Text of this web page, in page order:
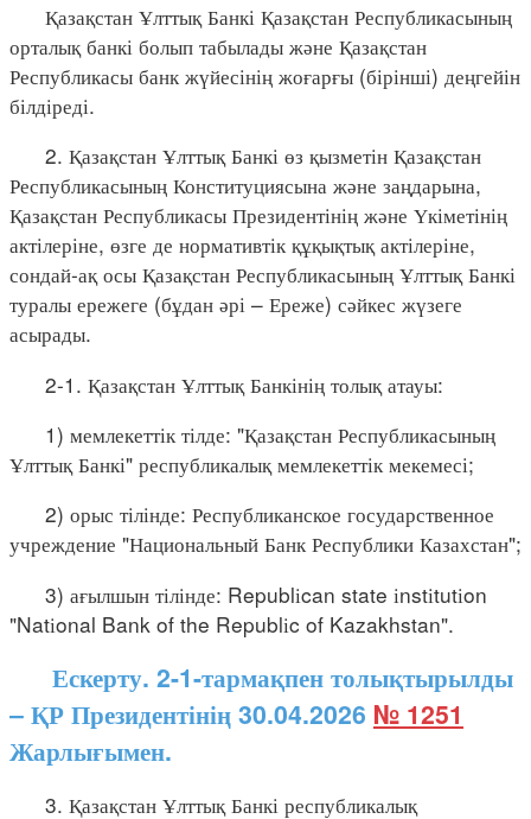
Қазақстан Ұлттық Банкі Қазақстан Республикасының
орталық банкі болып табылады және Қазақстан
Республикасы банк жүйесінің жоғарғы (бірінші) деңгейін
білдіреді.
2. Қазақстан Ұлттық Банкі өз қызметін Қазақстан
Республикасының Конституциясына және заңдарына,
Қазақстан Республикасы Президентінің және Үкіметінің
актілеріне, өзге де нормативтік құқықтық актілеріне,
сондай-ақ осы Қазақстан Республикасының Ұлттық Банкі
туралы ережеге (бұдан әрі – Ереже) сәйкес жүзеге
асырады.
2-1. Қазақстан Ұлттық Банкінің толық атауы:
1) мемлекеттік тілде: "Қазақстан Республикасының
Ұлттық Банкі" республикалық мемлекеттік мекемесі;
2) орыс тілінде: Республиканское государственное
учреждение "Национальный Банк Республики Казахстан";
3) ағылшын тілінде: Republіcan state іnstіtutіon
"Natіonal Bank of the Republіc of Kazakhstan".
Ескерту. 2-1-тармақпен толықтырылды
– ҚР Президентінің 30.04.2026 № 1251
Жарлығымен.
3. Қазақстан Ұлттық Банкі республикалық